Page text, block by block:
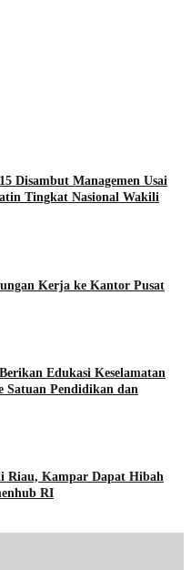
Disambut Managemen Usai
Tingkat Nasional Wakili
Kerja ke Kantor Pusat
Edukasi Keselamatan
Satuan Pendidikan dan
Riau, Kampar Dapat Hibah
RI